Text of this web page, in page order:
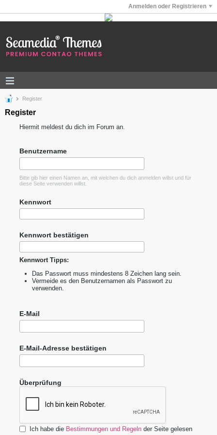
Anmelden oder Registrieren
Register
Register
Hiermit meldest du dich im Forum an.
Benutzername
Bitte gib hier einen Namen an, mit welchen du dich anmelden willst und für
diese Seite verwenden willst.
Kennwort
Kennwort bestätigen
Kennwort Tipps:
Das Passwort muss mindestens 8 Zeichen lang sein.
Vermeide es den Benutzernamen als Passwort zu
verwenden.
E-Mail
E-Mail-Adresse bestätigen
Überprüfung
Ich habe die Bestimmungen und Regeln der Seite gelesen